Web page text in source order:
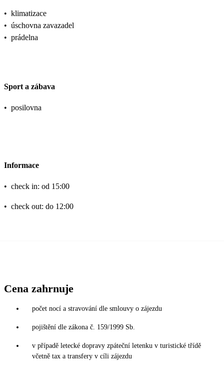
• klimatizace
• úschovna zavazadel
• prádelna
Sport a zábava
• posilovna
Informace
• check in: od 15:00
• check out: do 12:00
Cena zahrnuje
počet nocí a stravování dle smlouvy o zájezdu
pojištění dle zákona č. 159/1999 Sb.
v případě letecké dopravy zpáteční letenku v turistické třídě
včetně tax a transfery v cíli zájezdu